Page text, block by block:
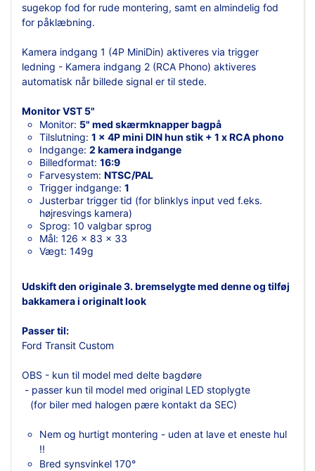
sugekop fod for rude montering, samt en almindelig fod
for påklæbning.
Kamera indgang 1 (4P MiniDin) aktiveres via trigger
ledning - Kamera indgang 2 (RCA Phono) aktiveres
automatisk når billede signal er til stede.
Monitor VST 5"
Monitor: 5" med skærmknapper bagpå
Tilslutning: 1 x 4P mini DIN hun stik + 1 x RCA phono
Indgange: 2 kamera indgange
Billedformat: 16:9
Farvesystem: NTSC/PAL
Trigger indgange: 1
Justerbar trigger tid (for blinklys input ved f.eks.
højresvings kamera)
Sprog: 10 valgbar sprog
Mål: 126 x 83 x 33
Vægt: 149g
Udskift den originale 3. bremselygte med denne og tilføj
bakkamera i originalt look
Passer til:
Ford Transit Custom
OBS - kun til model med delte bagdøre
- passer kun til model med original LED stoplygte
(for biler med halogen pære kontakt da SEC)
Nem og hurtigt montering - uden at lave et eneste hul
!!
Bred synsvinkel 170°